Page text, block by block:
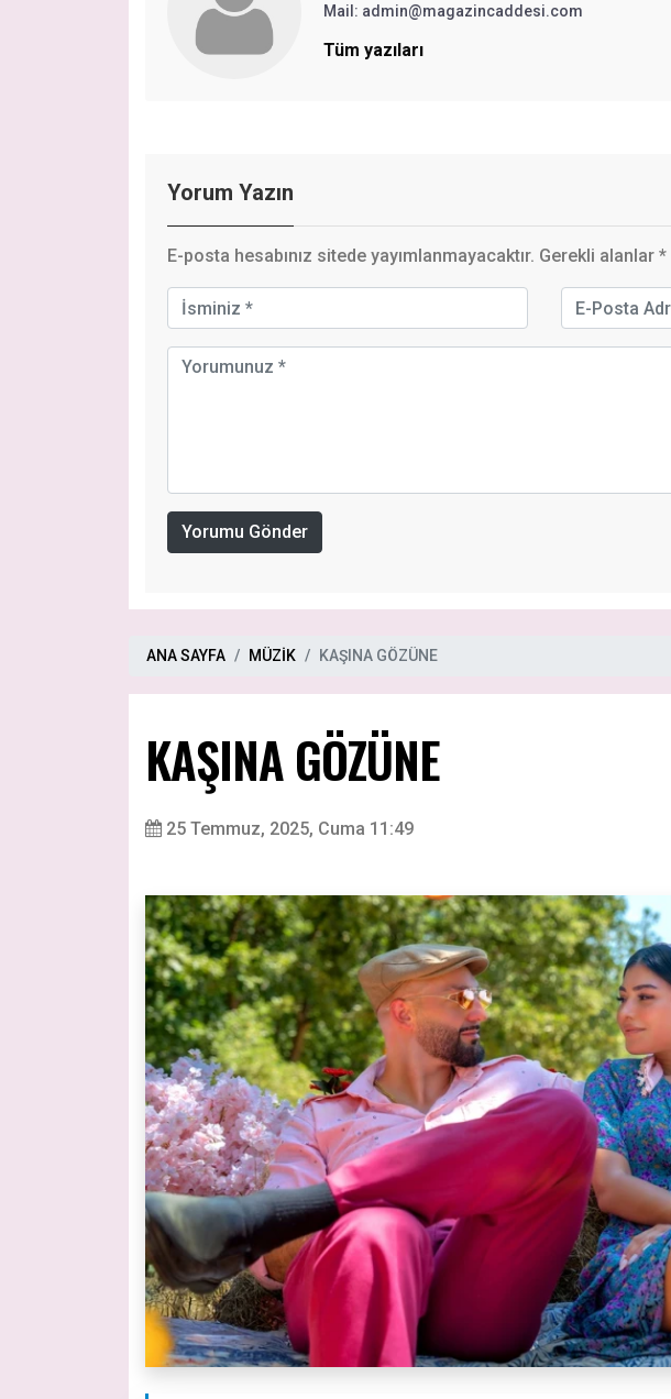
Mail: admin@magazincaddesi.com
Tüm yazıları
Yorum Yazın
E-posta hesabınız sitede yayımlanmayacaktır. Gerekli alanlar *
Yorumu Gönder
ANA SAYFA MÜZİK KAŞINA GÖZÜNE
KAŞINA GÖZÜNE
25 Temmuz, 2025, Cuma 11:49